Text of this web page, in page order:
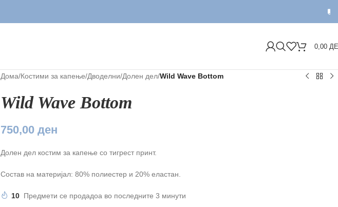
0,00
Дома/Костими за капење/Дводелни/Долен дел/Wild Wave Bottom
Wild Wave Bottom
750,00 ден
Долен дел костим за капење со тигрест принт.
Состав на материјал: 80% полиестер и 20% еластан.
10 Предмети се продадоа во последните 3 минути